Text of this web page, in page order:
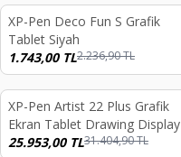
%22
XP-Pen Deco Fun S Grafik
Tablet Siyah
1.743,00TL2.236,90TL
%17
XP-Pen Artist 22 Plus Grafik
Ekran Tablet Drawing Display
25.953,00TL31.404,90TL